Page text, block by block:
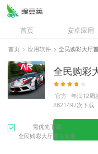
首页 安卓应用
资讯
专题
问答
首页 > 应用软件 > 全民购彩大厅
全民购彩
官方 年满12周
8621497次下载
需优先下载
全民购彩大厅首页安装